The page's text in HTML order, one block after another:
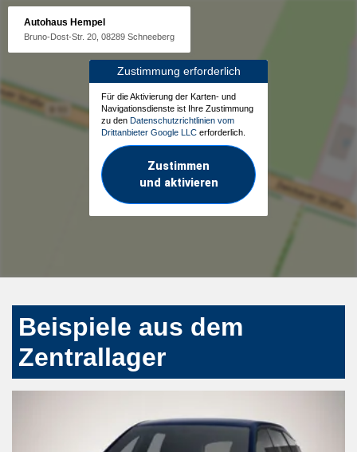
Autohaus Hempel
Bruno-Dost-Str. 20, 08289 Schneeberg
Zustimmung erforderlich
Für die Aktivierung der Karten- und
Navigationsdienste ist Ihre Zustimmung
zu den Datenschutzrichtlinien vom
Drittanbieter Google LLC erforderlich.
Zustimmen
und aktivieren
Beispiele aus dem
Zentrallager